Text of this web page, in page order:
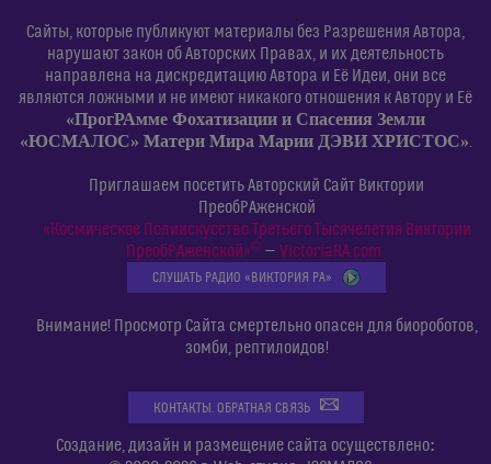
Сайты, которые публикуют материалы без Разрешения Автора,
нарушают закон об Авторских Правах, и их деятельность
направлена на дискредитацию Автора и Её Идеи, они все
являются ложными и не имеют никакого отношения к Автору и Её
«ПрогРАмме Фохатизации и Спасения Земли
«ЮСМАЛОС» Матери Мира Марии ДЭВИ ХРИСТОС».
Приглашаем посетить Авторский Сайт Виктории
ПреобРАженской
«Космическое Полиискусство Третьего Тысячелетия Виктории
ПреобРАженской»©— VictoriaRA.com
СЛУШАТЬ РАДИО «ВИКТОРИЯ РА»
Внимание! Просмотр Сайта смертельно опасен для биороботов,
зомби, рептилоидов!
КОНТАКТЫ. ОБРАТНАЯ СВЯЗЬ
Создание, дизайн и размещение сайта осуществлено: